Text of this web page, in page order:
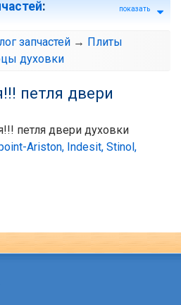
: показать
запчастей → Плиты
духовки
петля двери
петля двери духовки
Ariston, Indesit, Stinol,